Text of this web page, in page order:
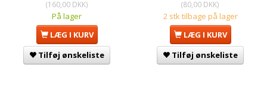
(160,00 DKK)
På lager
LÆG I KURV
Tilføj ønskeliste
(80,00 DKK)
2 stk tilbage på lager
LÆG I KURV
Tilføj ønskeliste